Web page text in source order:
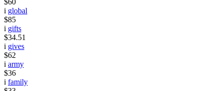
$60
i global
$85
i gifts
$34.51
i gives
$62
i army
$36
i family